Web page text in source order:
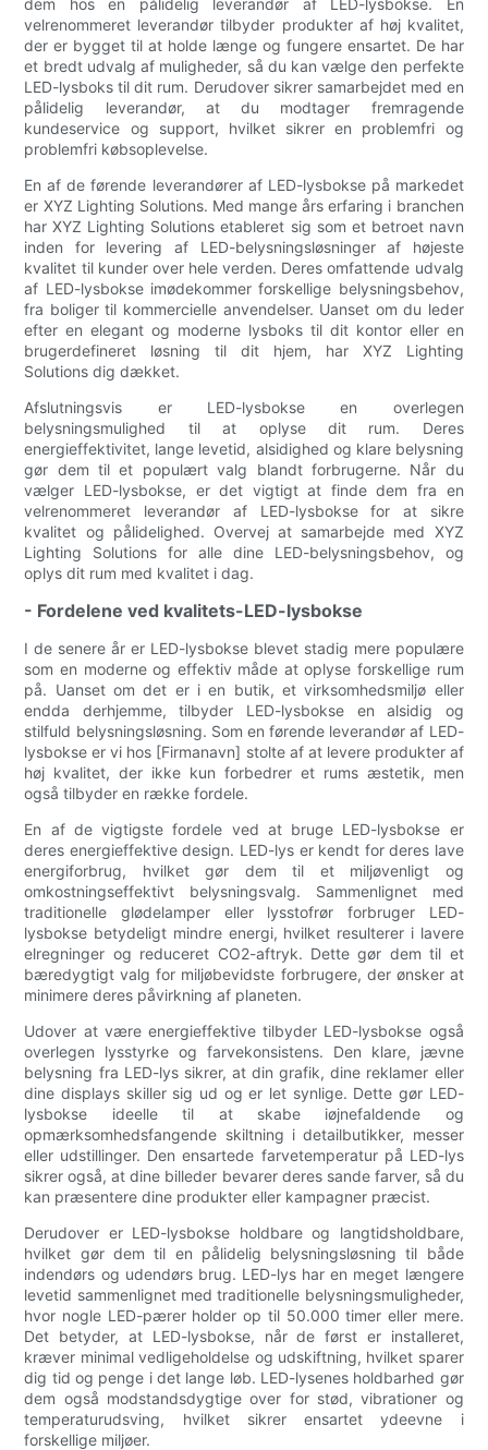
velrenommeret leverandør tilbyder produkter af høj kvalitet,
der er bygget til at holde længe og fungere ensartet. De har
et bredt udvalg af muligheder, så du kan vælge den perfekte
LED-lysboks til dit rum. Derudover sikrer samarbejdet med en
pålidelig leverandør, at du modtager fremragende
kundeservice og support, hvilket sikrer en problemfri og
problemfri købsoplevelse.
En af de førende leverandører af LED-lysbokse på markedet
er XYZ Lighting Solutions. Med mange års erfaring i branchen
har XYZ Lighting Solutions etableret sig som et betroet navn
inden for levering af LED-belysningsløsninger af højeste
kvalitet til kunder over hele verden. Deres omfattende udvalg
af LED-lysbokse imødekommer forskellige belysningsbehov,
fra boliger til kommercielle anvendelser. Uanset om du leder
efter en elegant og moderne lysboks til dit kontor eller en
brugerdefineret løsning til dit hjem, har XYZ Lighting
Solutions dig dækket.
Afslutningsvis er LED-lysbokse en overlegen
belysningsmulighed til at oplyse dit rum. Deres
energieffektivitet, lange levetid, alsidighed og klare belysning
gør dem til et populært valg blandt forbrugerne. Når du
vælger LED-lysbokse, er det vigtigt at finde dem fra en
velrenommeret leverandør af LED-lysbokse for at sikre
kvalitet og pålidelighed. Overvej at samarbejde med XYZ
Lighting Solutions for alle dine LED-belysningsbehov, og
oplys dit rum med kvalitet i dag.
- Fordelene ved kvalitets-LED-lysbokse
I de senere år er LED-lysbokse blevet stadig mere populære
som en moderne og effektiv måde at oplyse forskellige rum
på. Uanset om det er i en butik, et virksomhedsmiljø eller
endda derhjemme, tilbyder LED-lysbokse en alsidig og
stilfuld belysningsløsning. Som en førende leverandør af LED-
lysbokse er vi hos [Firmanavn] stolte af at levere produkter af
høj kvalitet, der ikke kun forbedrer et rums æstetik, men
også tilbyder en række fordele.
En af de vigtigste fordele ved at bruge LED-lysbokse er
deres energieffektive design. LED-lys er kendt for deres lave
energiforbrug, hvilket gør dem til et miljøvenligt og
omkostningseffektivt belysningsvalg. Sammenlignet med
traditionelle glødelamper eller lysstofrør forbruger LED-
lysbokse betydeligt mindre energi, hvilket resulterer i lavere
elregninger og reduceret CO2-aftryk. Dette gør dem til et
bæredygtigt valg for miljøbevidste forbrugere, der ønsker at
minimere deres påvirkning af planeten.
Udover at være energieffektive tilbyder LED-lysbokse også
overlegen lysstyrke og farvekonsistens. Den klare, jævne
belysning fra LED-lys sikrer, at din grafik, dine reklamer eller
dine displays skiller sig ud og er let synlige. Dette gør LED-
lysbokse ideelle til at skabe iøjnefaldende og
opmærksomhedsfangende skiltning i detailbutikker, messer
eller udstillinger. Den ensartede farvetemperatur på LED-lys
sikrer også, at dine billeder bevarer deres sande farver, så du
kan præsentere dine produkter eller kampagner præcist.
Derudover er LED-lysbokse holdbare og langtidsholdbare,
hvilket gør dem til en pålidelig belysningsløsning til både
indendørs og udendørs brug. LED-lys har en meget længere
levetid sammenlignet med traditionelle belysningsmuligheder,
hvor nogle LED-pærer holder op til 50.000 timer eller mere.
Det betyder, at LED-lysbokse, når de først er installeret,
kræver minimal vedligeholdelse og udskiftning, hvilket sparer
dig tid og penge i det lange løb. LED-lysenes holdbarhed gør
dem også modstandsdygtige over for stød, vibrationer og
temperaturudsving, hvilket sikrer ensartet ydeevne i
forskellige miljøer.